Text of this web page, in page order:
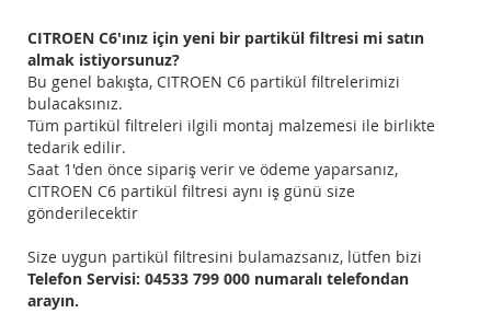
CITROEN C6'ınız için yeni bir partikül filtresi mi satın
almak istiyorsunuz?
Bu genel bakışta, CITROEN C6 partikül filtrelerimizi
bulacaksınız.
Tüm partikül filtreleri ilgili montaj malzemesi ile birlikte
tedarik edilir.
Saat 1'den önce sipariş verir ve ödeme yaparsanız,
CITROEN C6 partikül filtresi aynı iş günü size
gönderilecektir
Size uygun partikül filtresini bulamazsanız, lütfen bizi
Telefon Servisi: 04533 799 000 numaralı telefondan
arayın.